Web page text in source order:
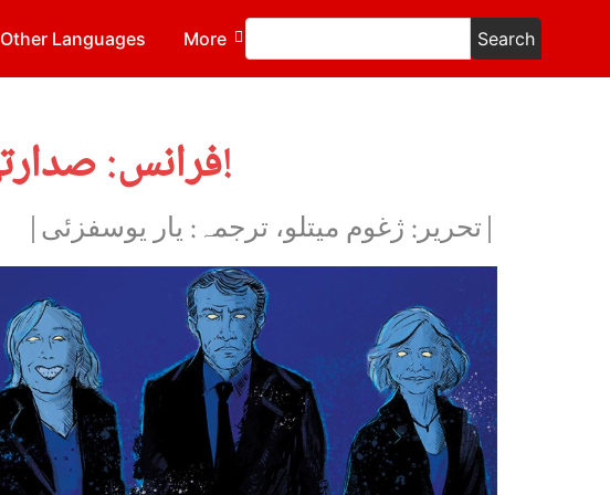
Other Languages More Search
فرانس: صدارتی انتخابات؛ دائیں بازو کی تمام اقسام مسترد کرو!
|تحریر: ژغوم میتلو، ترجمہ: یار یوسفزئی|